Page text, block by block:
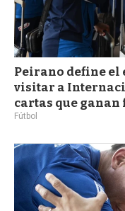
Peirano define el
visitar a
cartas que ganan
Fútbol